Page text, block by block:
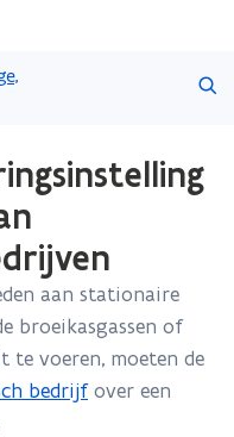
aan stationaire
broeikasgassen of
voeren, moeten de
bedrijfover een